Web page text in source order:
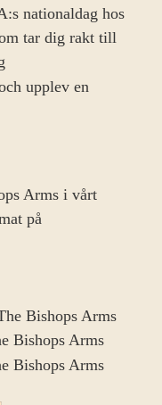
nationaldag hos
tar dig rakt till
upplev en
Arms i vårt
på
Bishops Arms
Bishops Arms
Bishops Arms